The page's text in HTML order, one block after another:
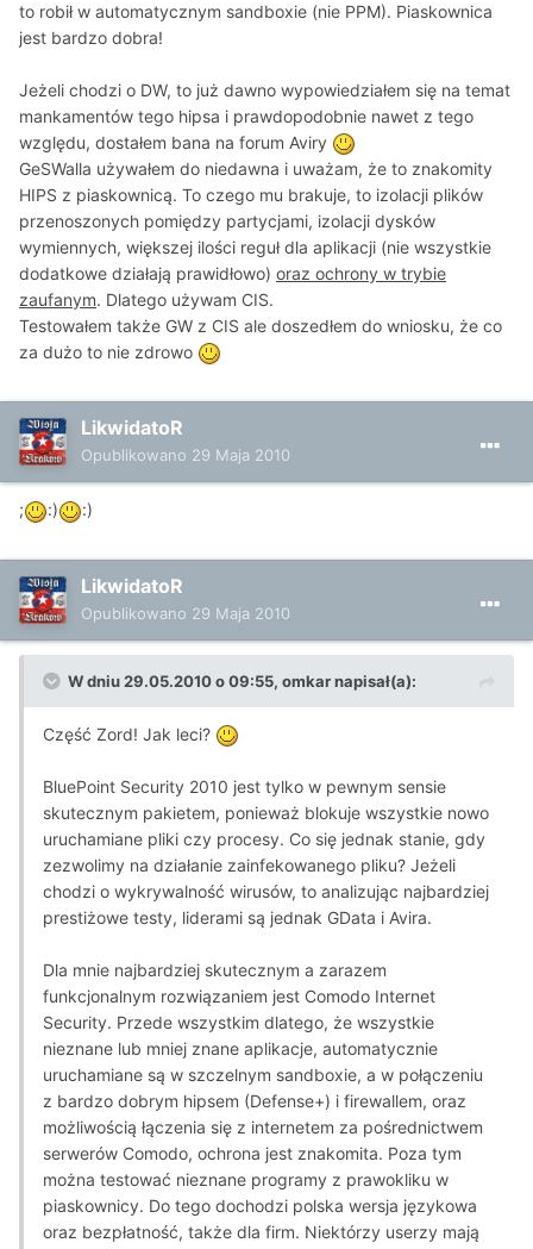
to robił w automatycznym sandboxie (nie PPM). Piaskownica
jest bardzo dobra!
Jeżeli chodzi o DW, to już dawno wypowiedziałem się na temat
mankamentów tego hipsa i prawdopodobnie nawet z tego
względu, dostałem bana na forum Aviry
GeSWalla używałem do niedawna i uważam, że to znakomity
HIPS z piaskownicą. To czego mu brakuje, to izolacji plików
przenoszonych pomiędzy partycjami, izolacji dysków
wymiennych, większej ilości reguł dla aplikacji (nie wszystkie
dodatkowe działają prawidłowo) oraz ochrony w trybie
zaufanym. Dlatego używam CIS.
Testowałem także GW z CIS ale doszedłem do wniosku, że co
za dużo to nie zdrowo
LikwidatoR
Opublikowano 29 Maja 2010
; :) :)
LikwidatoR
Opublikowano 29 Maja 2010
W dniu 29.05.2010 o 09:55, omkar napisał(a):
Część Zord! Jak leci?
BluePoint Security 2010 jest tylko w pewnym sensie
skutecznym pakietem, ponieważ blokuje wszystkie nowo
uruchamiane pliki czy procesy. Co się jednak stanie, gdy
zezwolimy na działanie zainfekowanego pliku? Jeżeli
chodzi o wykrywalność wirusów, to analizując najbardziej
prestiżowe testy, liderami są jednak GData i Avira.
Dla mnie najbardziej skutecznym a zarazem
funkcjonalnym rozwiązaniem jest Comodo Internet
Security. Przede wszystkim dlatego, że wszystkie
nieznane lub mniej znane aplikacje, automatycznie
uruchamiane są w szczelnym sandboxie, a w połączeniu
z bardzo dobrym hipsem (Defense+) i firewallem, oraz
możliwością łączenia się z internetem za pośrednictwem
serwerów Comodo, ochrona jest znakomita. Poza tym
można testować nieznane programy z prawokliku w
piaskownicy. Do tego dochodzi polska wersja językowa
oraz bezpłatność, także dla firm. Niektórzy userzy mają